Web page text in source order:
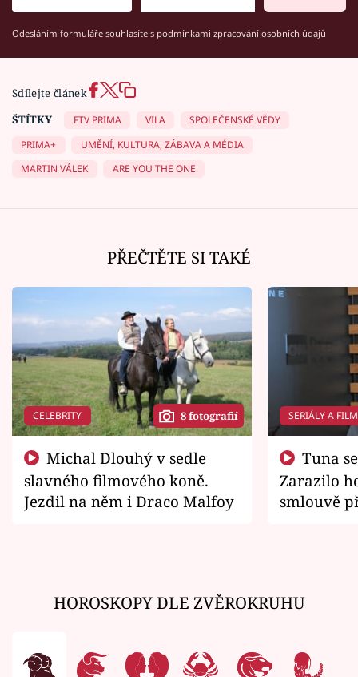
Odesláním formuláře souhlasíte s podmínkami zpracování osobních údajů
Sdílejte článek
ŠTÍTKY
FTV PRIMA VILA
SPOLEČENSKÉ VĚDY
PRIMA+
UMĚNÍ, KULTURA, ZÁBAVA A MÉDIA
MARTIN VÁLEK
ARE YOU THE ONE
PŘEČTĚTE SI TAKÉ
CELEBRITY 8 fotografií
slavného filmového koně.
Jezdil na něm i Draco Malfoy
SERIÁLY A
Zarazilo
smlouvě
HOROSKOPY DLE ZVĚROKRUHU